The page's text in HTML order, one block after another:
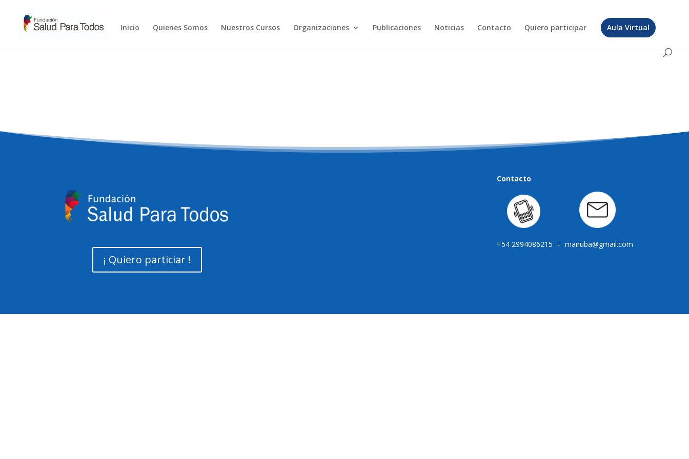
Inicio Quienes Somos Nuestros Cursos Organizaciones Publicaciones Noticias Contacto Quiero participar Aula Virtual
¡ Quiero particiar !
Contacto
+54 2994086215 – mairuba@gmail.com